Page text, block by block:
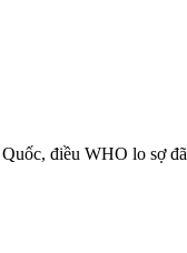
điều WHO lo sợ